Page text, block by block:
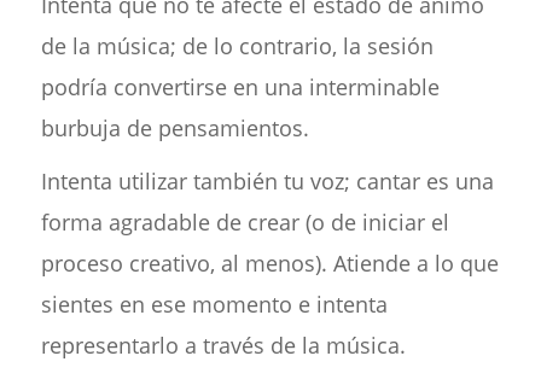
de la música; de lo contrario, la sesión
podría convertirse en una interminable
burbuja de pensamientos.
Intenta utilizar también tu voz; cantar es una
forma agradable de crear (o de iniciar el
proceso creativo, al menos). Atiende a lo que
sientes en ese momento e intenta
representarlo a través de la música.